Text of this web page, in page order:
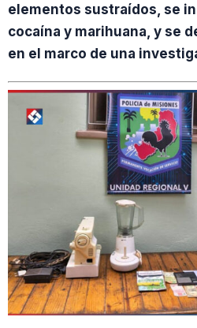
elementos sustraídos, se
cocaína y marihuana, y se
en el marco de una